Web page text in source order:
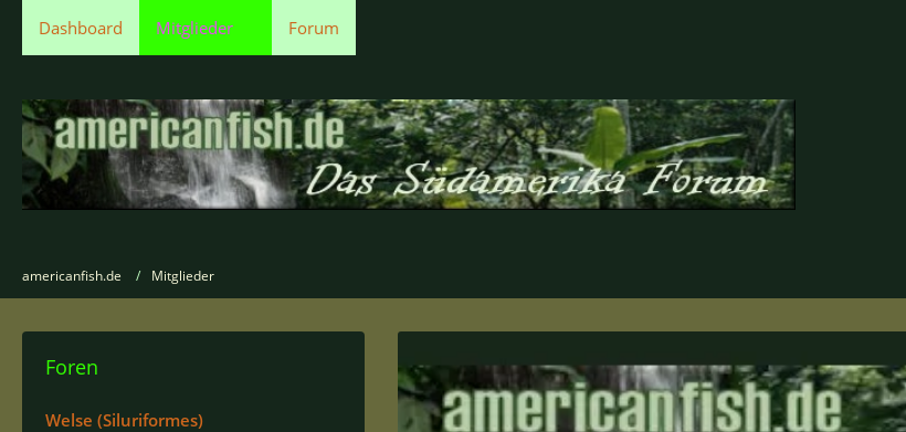
Dashboard Mitglieder Forum
americanfish.de Mitglieder
Foren
Welse (Siluriformes)